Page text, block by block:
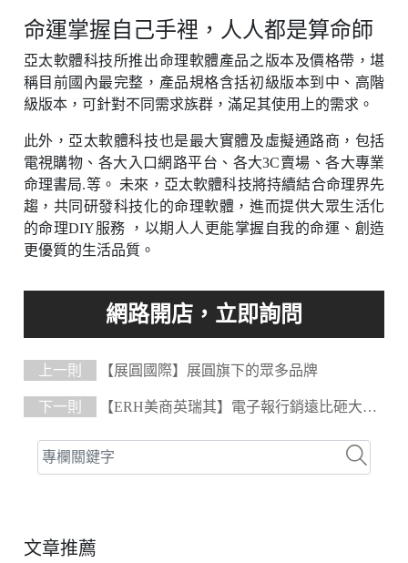
文章推薦
命運掌握自己手裡，人人都是算命師
亞太軟體科技所推出命理軟體產品之版本及價格帶，堪
稱目前國內最完整，產品規格含括初級版本到中、高階
級版本，可針對不同需求族群，滿足其使用上的需求。
此外，亞太軟體科技也是最大實體及虛擬通路商，包括
電視購物、各大入口網路平台、各大3C賣場、各大專業
命理書局.等。 未來，亞太軟體科技將持續結合命理界先
趨，共同研發科技化的命理軟體，進而提供大眾生活化
的命理DIY服務 ，以期人人更能掌握自我的命運、創造
更優質的生活品質。
上一則 【展圓國際】展圓旗下的眾多品牌
下一則
【ERH美商英瑞其】電子報行銷遠比砸大錢